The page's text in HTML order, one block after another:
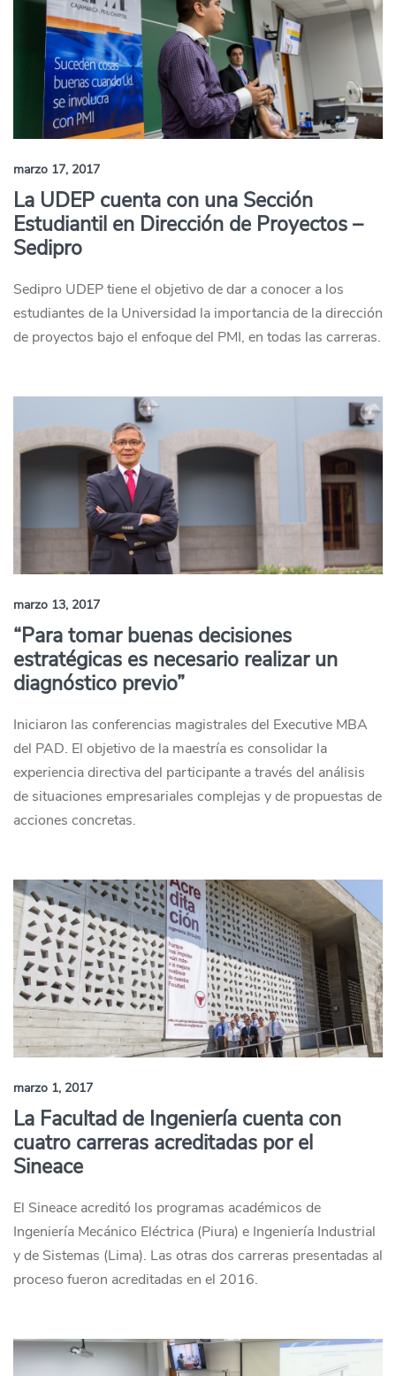
marzo 17, 2017
La UDEP cuenta con una Sección
Estudiantil en Dirección de Proyectos –
Sedipro
Sedipro UDEP tiene el objetivo de dar a conocer a los
estudiantes de la Universidad la importancia de la dirección
de proyectos bajo el enfoque del PMI, en todas las carreras.
marzo 13, 2017
“Para tomar buenas decisiones
estratégicas es necesario realizar un
diagnóstico previo”
Iniciaron las conferencias magistrales del Executive MBA
del PAD. El objetivo de la maestría es consolidar la
experiencia directiva del participante a través del análisis
de situaciones empresariales complejas y de propuestas de
acciones concretas.
marzo 1, 2017
La Facultad de Ingeniería cuenta con
cuatro carreras acreditadas por el
Sineace
El Sineace acreditó los programas académicos de
Ingeniería Mecánico Eléctrica (Piura) e Ingeniería Industrial
y de Sistemas (Lima). Las otras dos carreras presentadas al
proceso fueron acreditadas en el 2016.